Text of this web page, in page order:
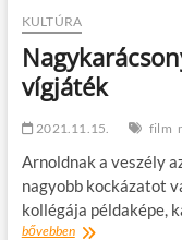
KULTÚRA
vígjáték
2021.11.15. film
Arnoldnak a veszély
nagyobb kockázatot
kollégája példaképe,
bővebbenNagykarácsony